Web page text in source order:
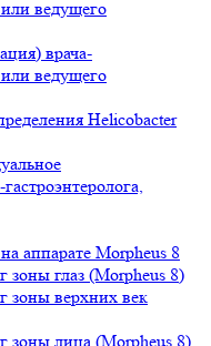
ведущего
врача-
ведущего
Helicobacter
аппарате Morpheus 8
зоны глаз (Morpheus 8)
зоны верхних век
зоны лица (Morpheus 8)